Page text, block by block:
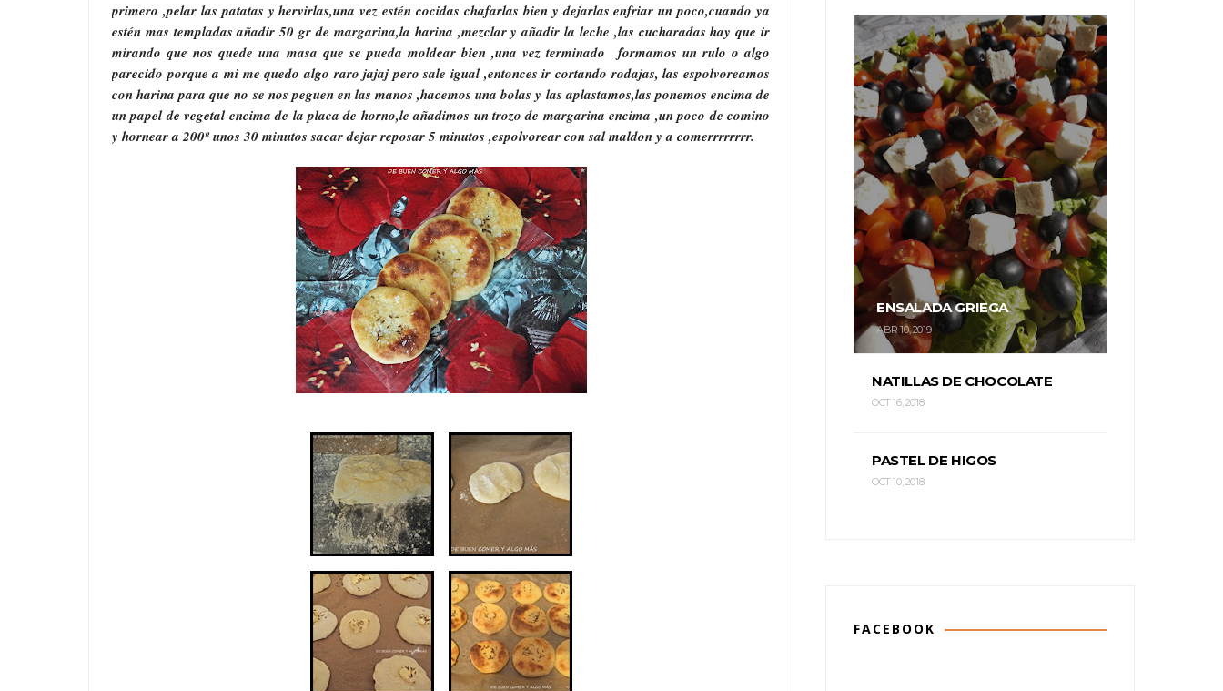
primero ,pelar las patatas y hervirlas,una vez estén cocidas chafarlas bien y dejarlas enfriar un poco,cuando ya
estén mas templadas añadir 50 gr de margarina,la harina ,mezclar y añadir la leche ,las cucharadas hay que ir
mirando que nos quede una masa que se pueda moldear bien ,una vez terminado formamos un rulo o algo
parecido porque a mi me quedo algo raro jajaj pero sale igual ,entonces ir cortando rodajas, las espolvoreamos
con harina para que no se nos peguen en las manos ,hacemos una bolas y las aplastamos,las ponemos encima de
un papel de vegetal encima de la placa de horno,le añadimos un trozo de margarina encima ,un poco de comino
y hornear a 200º unos 30 minutos sacar dejar reposar 5 minutos ,espolvorear con sal maldon y a comerrrrrrrr.
ENSALADA GRIEGA
ABR 10, 2019
NATILLAS DE CHOCOLATE
OCT 16, 2018
PASTEL DE HIGOS
OCT 10, 2018
FACEBOOK